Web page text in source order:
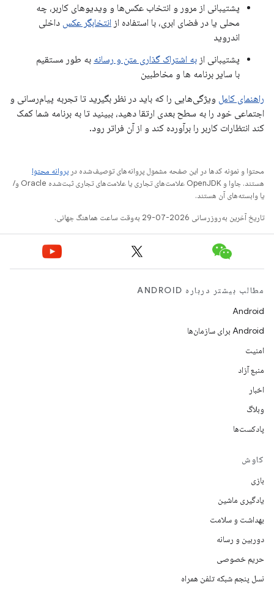
پشتیبانی از مرور و انتخاب عکس‌ها و ویدیوهای کاربر، چه
محلی یا در فضای ابری، با استفاده از انتخابگر عکس داخلی
اندروید
پشتیبانی از به اشتراک گذاری متن و رسانه به طور مستقیم
با سایر برنامه ها و مخاطبین
راهنمای کامل ویژگی‌هایی را که باید در نظر بگیرید تا تجربه پیام‌رسانی و
اجتماعی خود را به سطح بعدی ارتقا دهید، ببینید تا به برنامه شما کمک
کند انتظارات کاربر را برآورده کند و از آن فراتر رود.
محتوا و نمونه کدها در این صفحه مشمول پروانه‌های توصیف‌شده در پروانه محتوا
هستند. جاوا و OpenJDK علامت‌های تجاری یا علامت‌های تجاری ثبت‌شده Oracle و/
یا وابسته‌های آن هستند.
تاریخ آخرین به‌روزرسانی 2026-07-29 به‌وقت ساعت هماهنگ جهانی.
مطالب بیشتر درباره ANDROID
Android
Android برای سازمان‌ها
امنیت
منبع آزاد
اخبار
وبلاگ
پادکست‌ها
کاوش
بازی
یادگیری ماشین
بهداشت و سلامت
دوربین و رسانه
حریم خصوصی
نسل پنجم شبکه تلفن همراه